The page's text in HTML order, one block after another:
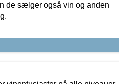
de sælger også vin og anden